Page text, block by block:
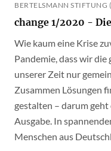
BERTELSMANN STIFTUNG
change 1/2020 -
Wie kaum eine Krise
Pandemie, dass wir
unserer Zeit nur
Zusammen Lösungen
gestalten – darum geht
Ausgabe. In
Menschen aus